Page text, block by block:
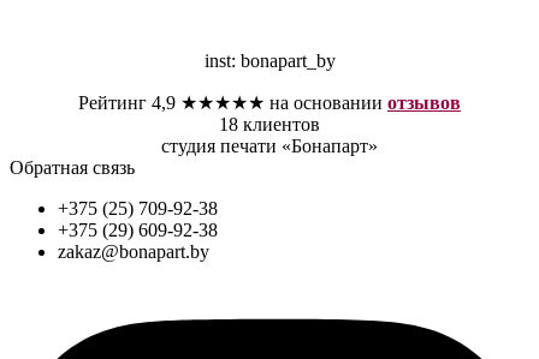
inst: bonapart_by
Рейтинг 4,9 ★★★★★ на основании отзывов
18 клиентов
студия печати «Бонапарт»
Обратная связь
+375 (25) 709-92-38
+375 (29) 609-92-38
zakaz@bonapart.by